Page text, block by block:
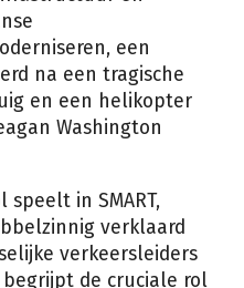
een
na een tragische
en een helikopter
Washington
in SMART,
verklaard
verkeersleiders
de cruciale rol